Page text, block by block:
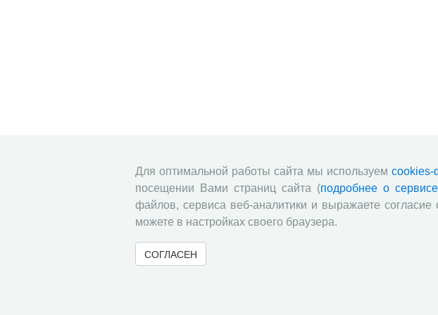
Для оптимальной работы сайта мы используем
посещении Вами страниц сайта (подробнее о сервисе
файлов, сервиса веб-аналитики и выражаете согласие
можете в настройках своего браузера.
СОГЛАСЕН